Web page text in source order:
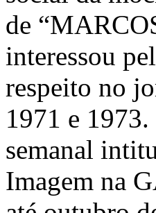
de
interessou
respeito no
1971 e
semanal
Imagem na